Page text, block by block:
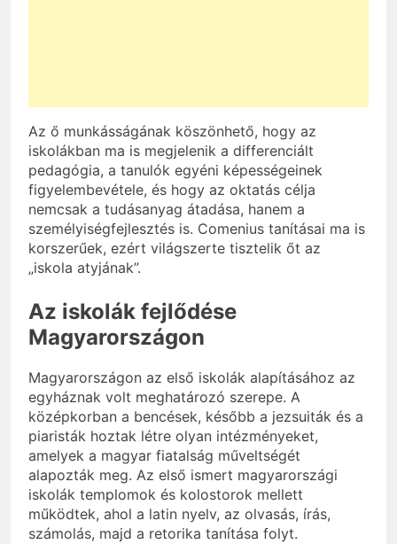
Az ő munkásságának köszönhető, hogy az
iskolákban ma is megjelenik a differenciált
pedagógia, a tanulók egyéni képességeinek
figyelembevétele, és hogy az oktatás célja
nemcsak a tudásanyag átadása, hanem a
személyiségfejlesztés is. Comenius tanításai ma is
korszerűek, ezért világszerte tisztelik őt az
„iskola atyjának”.
Az iskolák fejlődése
Magyarországon
Magyarországon az első iskolák alapításához az
egyháznak volt meghatározó szerepe. A
középkorban a bencések, később a jezsuiták és a
piaristák hoztak létre olyan intézményeket,
amelyek a magyar fiatalság műveltségét
alapozták meg. Az első ismert magyarországi
iskolák templomok és kolostorok mellett
működtek, ahol a latin nyelv, az olvasás, írás,
számolás, majd a retorika tanítása folyt.